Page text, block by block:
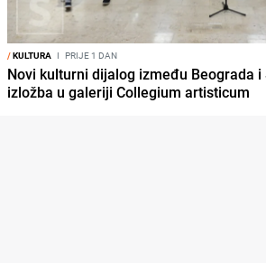
/KULTURA I PRIJE 1 DAN
Novi kulturni dijalog između Beograda i
izložba u galeriji Collegium artisticum